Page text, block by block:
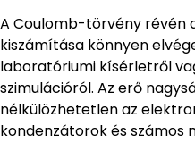
A Coulomb-törvény révén
kiszámítása könnyen
laboratóriumi kísérletről
szimulációról. Az erő
nélkülözhetetlen az
kondenzátorok és számos